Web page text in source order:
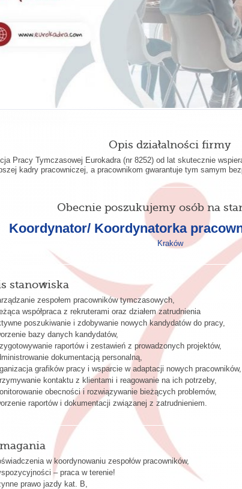
Opis działalności firmy
Pracy Tymczasowej Eurokadra (nr 8252) od lat skutecznie
kadry pracowniczej, a pracownikom gwarantuje tym samym
Obecnie poszukujemy osób na
Koordynator/ Koordynatorka
Kraków
stanowiska
zespołem pracowników tymczasowych,
współpraca z rekruterami oraz działem zatrudnienia
poszukiwanie i zdobywanie nowych kandydatów do pracy,
bazy danych kandydatów,
raportów i zestawień z prowadzonych projektów,
dokumentacją personalną,
grafików pracy i wsparcie w adaptacji nowych pracowników,
kontaktu z klientami i reagowanie na ich potrzeby,
obecności i rozwiązywanie bieżących problemów,
raportów i dokumentacji związanej z zatrudnieniem.
w koordynowaniu zespołów pracowników,
– praca w terenie!
prawo jazdy kat. B,